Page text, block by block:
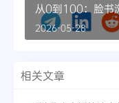
从0到100：脸书
2026-05-28
相关文章